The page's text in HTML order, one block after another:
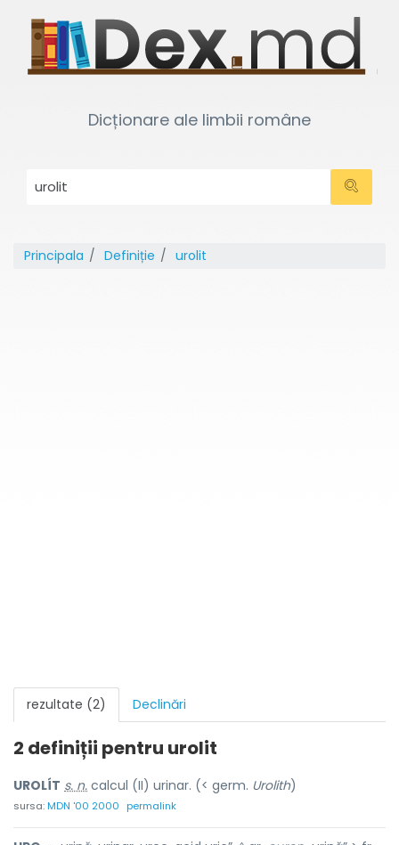
Dicționare ale limbii române
Principala Definiție urolit
rezultate (2) Declinări
2 definiții pentru urolit
UROLÍT s. n. calcul (II) urinar. (< germ. Urolith)
sursa:MDN '00 2000 permalink